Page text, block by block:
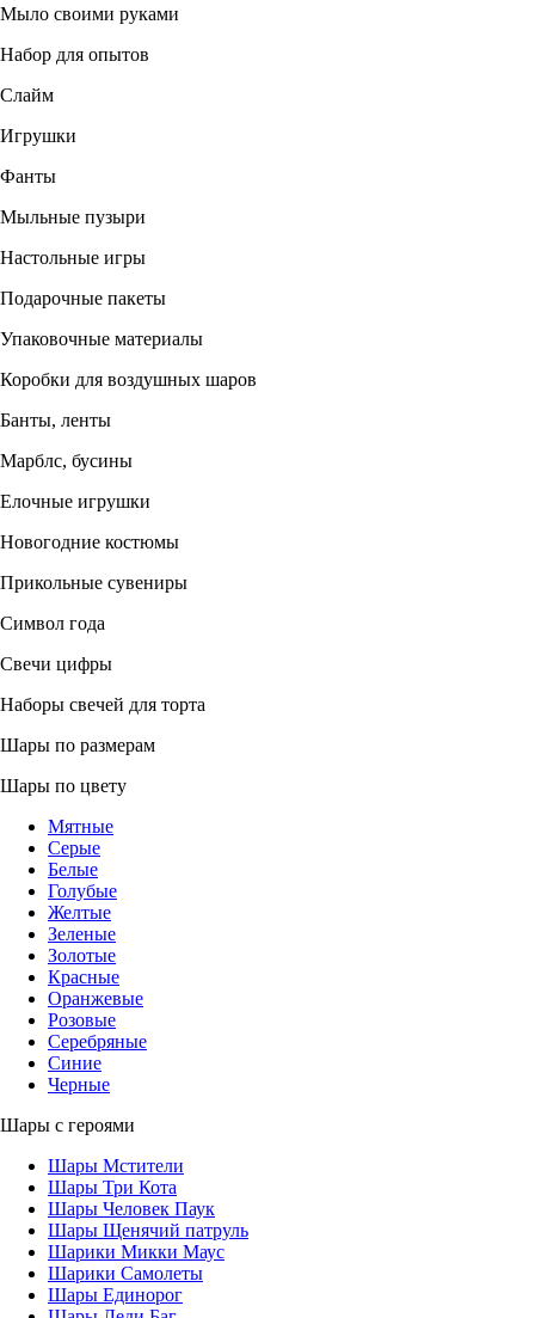
Мыло своими руками
Набор для опытов
Слайм
Игрушки
Фанты
Мыльные пузыри
Настольные игры
Подарочные пакеты
Упаковочные материалы
Коробки для воздушных шаров
Банты, ленты
Марблс, бусины
Елочные игрушки
Новогодние костюмы
Прикольные сувениры
Символ года
Свечи цифры
Наборы свечей для торта
Шары по размерам
Шары по цвету
Мятные
Серые
Белые
Голубые
Желтые
Зеленые
Золотые
Красные
Оранжевые
Розовые
Серебряные
Синие
Черные
Шары с героями
Шары Мстители
Шары Три Кота
Шары Человек Паук
Шары Щенячий патруль
Шарики Микки Маус
Шарики Самолеты
Шары Единорог